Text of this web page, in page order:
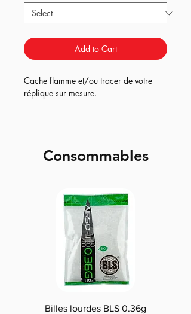
Add to Cart
Cache flamme et/ou tracer de votre
réplique sur mesure.
Consommables
Billes lourdes BLS 0.36g